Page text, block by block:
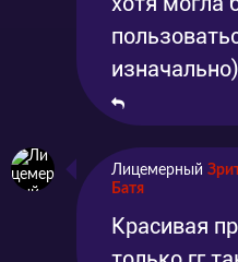
изначально)
Лицемерный
Батя
Красивая